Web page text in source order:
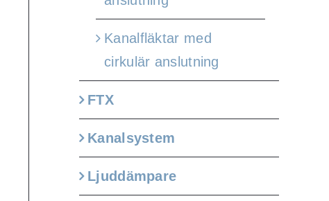
Kanalfläktar med
cirkulär anslutning
FTX
Kanalsystem
Ljuddämpare